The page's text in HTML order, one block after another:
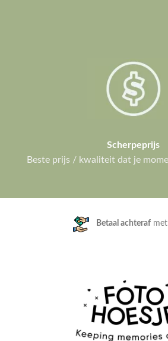
Scherpeprijs
Beste prijs / kwaliteit dat je
Klanten geven ons